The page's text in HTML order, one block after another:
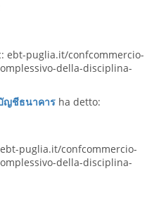
ebt-puglia.it/confcommercio-
della-disciplina-
ญชีธนาคาร ha detto:
puglia.it/confcommercio-
della-disciplina-